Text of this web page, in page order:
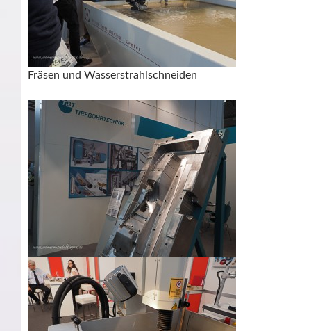
Fräsen und Wasserstrahlschneiden